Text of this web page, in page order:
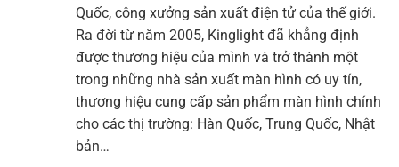
Quốc, công xưởng sản xuất điện tử của thế giới.
Ra đời từ năm 2005, Kinglight đã khẳng định
được thương hiệu của mình và trở thành một
trong những nhà sản xuất màn hình có uy tín,
thương hiệu cung cấp sản phẩm màn hình chính
cho các thị trường: Hàn Quốc, Trung Quốc, Nhật
bản…